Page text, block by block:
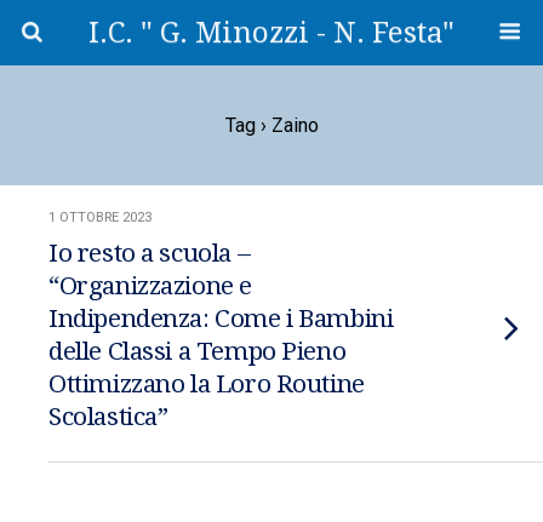
I.C. " G. Minozzi - N. Festa"
Tag › Zaino
1 OTTOBRE 2023
Io resto a scuola –
“Organizzazione e
Indipendenza: Come i Bambini
delle Classi a Tempo Pieno
Ottimizzano la Loro Routine
Scolastica”